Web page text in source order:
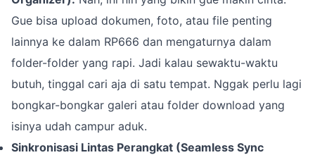
Gue bisa upload dokumen, foto, atau file penting
lainnya ke dalam RP666 dan mengaturnya dalam
folder-folder yang rapi. Jadi kalau sewaktu-waktu
butuh, tinggal cari aja di satu tempat. Nggak perlu lagi
bongkar-bongkar galeri atau folder download yang
isinya udah campur aduk.
Sinkronisasi Lintas Perangkat (Seamless Sync